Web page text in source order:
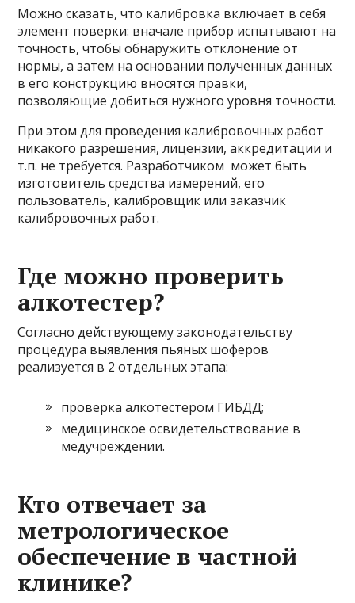
Можно сказать, что калибровка включает в себя
элемент поверки: вначале прибор испытывают на
точность, чтобы обнаружить отклонение от
нормы, а затем на основании полученных данных
в его конструкцию вносятся правки,
позволяющие добиться нужного уровня точности.
При этом для проведения калибровочных работ
никакого разрешения, лицензии, аккредитации и
т.п. не требуется. Разработчиком может быть
изготовитель средства измерений, его
пользователь, калибровщик или заказчик
калибровочных работ.
Где можно проверить
алкотестер?
Согласно действующему законодательству
процедура выявления пьяных шоферов
реализуется в 2 отдельных этапа:
проверка алкотестером ГИБДД;
медицинское освидетельствование в
медучреждении.
Кто отвечает за
метрологическое
обеспечение в частной
клинике?